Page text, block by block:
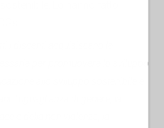
Lo hanno fatto
i discenti acquisiscano le
per promuovere lo sviluppo
allo sviluppo sostenibile e
l'uguaglianza di genere, la
e della non violenza, la